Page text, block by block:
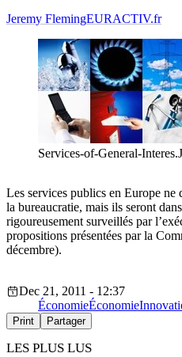
Jeremy FlemingEURACTIV.fr
Services-of-General-
Les services publics en Europe ne
la bureaucratie, mais ils seront
rigoureusement surveillés par
propositions présentées par la
décembre).
Dec 21, 2011 - 12:37
ÉconomieÉconomie
Print Partager
LES PLUS LUS